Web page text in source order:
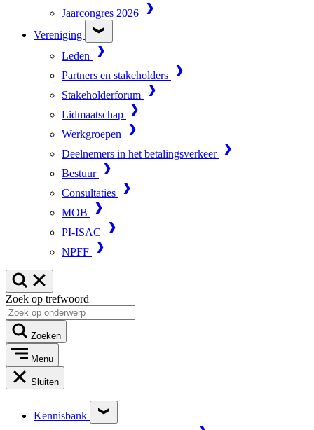
Jaarcongres 2026
Vereniging
Leden
Partners en stakeholders
Stakeholderforum
Lidmaatschap
Werkgroepen
Deelnemers in het betalingsverkeer
Bestuur
Consultaties
MOB
PI-ISAC
NPFF
Zoek op trefwoord
Zoeken
Menu
Sluiten
Kennisbank